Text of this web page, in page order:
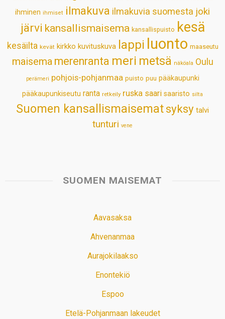
t
ihminen ihmiset ilmakuva ilmakuvia suomesta joki
järvi kansallismaisema kansallispuisto kesä
kesäilta kevät kirkko kuvituskuva lappi luonto maaseutu
maisema merenranta meri metsä näköala Oulu
perämeri pohjois-pohjanmaa puisto puu pääkaupunki
pääkaupunkiseutu ranta retkeily ruska saari saaristo silta
Suomen kansallismaisematsyksy talvi
tunturi vene
SUOMEN MAISEMAT
Aavasaksa
Ahvenanmaa
Aurajokilaakso
Enontekiö
Espoo
Etelä-Pohjanmaan lakeudet